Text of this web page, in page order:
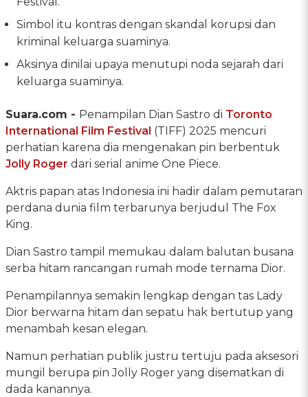
Simbol itu kontras dengan skandal korupsi dan
kriminal keluarga suaminya.
Aksinya dinilai upaya menutupi noda sejarah dari
keluarga suaminya.
Suara.com - Penampilan Dian Sastro di Toronto
International Film Festival (TIFF) 2025 mencuri
perhatian karena dia mengenakan pin berbentuk
Jolly Roger dari serial anime One Piece.
Aktris papan atas Indonesia ini hadir dalam pemutaran
perdana dunia film terbarunya berjudul The Fox
King.
Dian Sastro tampil memukau dalam balutan busana
serba hitam rancangan rumah mode ternama Dior.
Penampilannya semakin lengkap dengan tas Lady
Dior berwarna hitam dan sepatu hak bertutup yang
menambah kesan elegan.
Namun perhatian publik justru tertuju pada aksesori
mungil berupa pin Jolly Roger yang disematkan di
dada kanannya.